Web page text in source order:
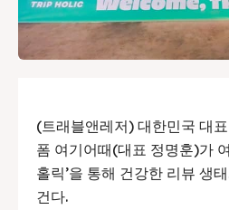
(트래블앤레저) 대한민국 대
폼 여기어때(대표 정명훈)가
홀릭’을 통해 건강한 리뷰 생
건다.